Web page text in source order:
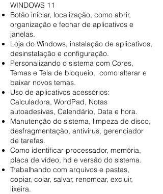
WINDOWS 11
Botão iniciar, localização, como abrir,
organização e fechar de aplicativos e
janelas.
Loja do Windows, instalação de aplicativos,
desinstalação e configuração.
Personalizando o sistema com Cores,
Temas e Tela de bloqueio, como alterar e
baixar novos temas.
Uso de aplicativos acessórios:
Calculadora, WordPad, Notas
autoadesivas, Calendário, Data e hora.
Manutenção do sistema, limpeza de disco,
desfragmentação, antivirus, gerenciador
de tarefas.
Como identificar processador, memória,
placa de vídeo, hd e versão do sistema.
Trabalhando com arquivos e pastas,
copiar, colar, salvar, renomear, excluir,
lixeira.